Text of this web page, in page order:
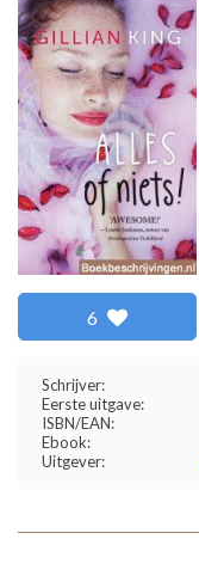
6
Schrijver:
Eerste uitgave:
ISBN/EAN:
Ebook:
Uitgever: